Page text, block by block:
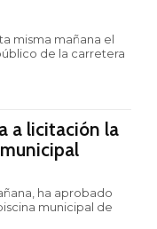
misma mañana el
de la carretera
a licitación la
ha aprobado
municipal de